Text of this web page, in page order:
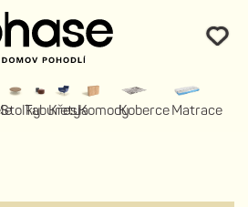
StolkyTaburety
KřeslaKomodyKoberceMatrace